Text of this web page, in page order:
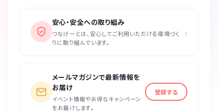
安心・安全への取り組み
つなげーとは、安心してご利用いただける環境づく
りに取り組んでいます。
›
メールマガジンで最新情報を
お届け
イベント情報やお得なキャンペーン
をお届けします。
登録する